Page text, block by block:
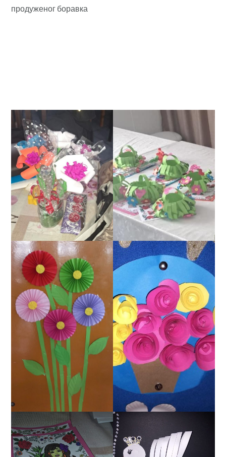
продуженог боравка